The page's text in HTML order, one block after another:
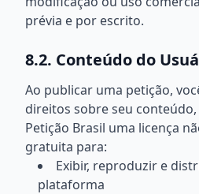
prévia e por escrito.
8.2. Conteúdo do
Ao publicar uma petição,
direitos sobre seu
Petição Brasil uma licença
gratuita para:
Exibir, reproduzir e
plataforma